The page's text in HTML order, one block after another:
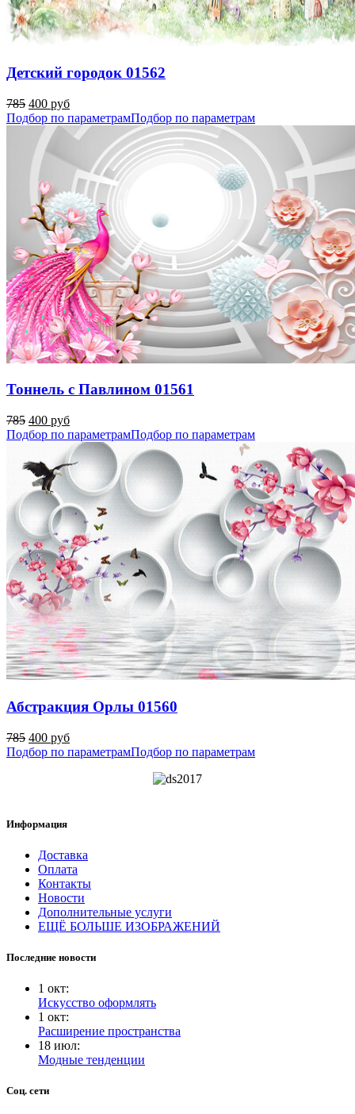
Детский городок 01562
785 400 руб
Подбор по параметрамПодбор по параметрам
Тоннель с Павлином 01561
785 400 руб
Подбор по параметрамПодбор по параметрам
Абстракция Орлы 01560
785 400 руб
Подбор по параметрамПодбор по параметрам
Информация
Доставка
Оплата
Контакты
Новости
Дополнительные услуги
ЕЩЁ БОЛЬШЕ ИЗОБРАЖЕНИЙ
Последние новости
1 окт:
Искусство оформлять
1 окт:
Расширение пространства
18 июл:
Модные тенденции
Соц. сети